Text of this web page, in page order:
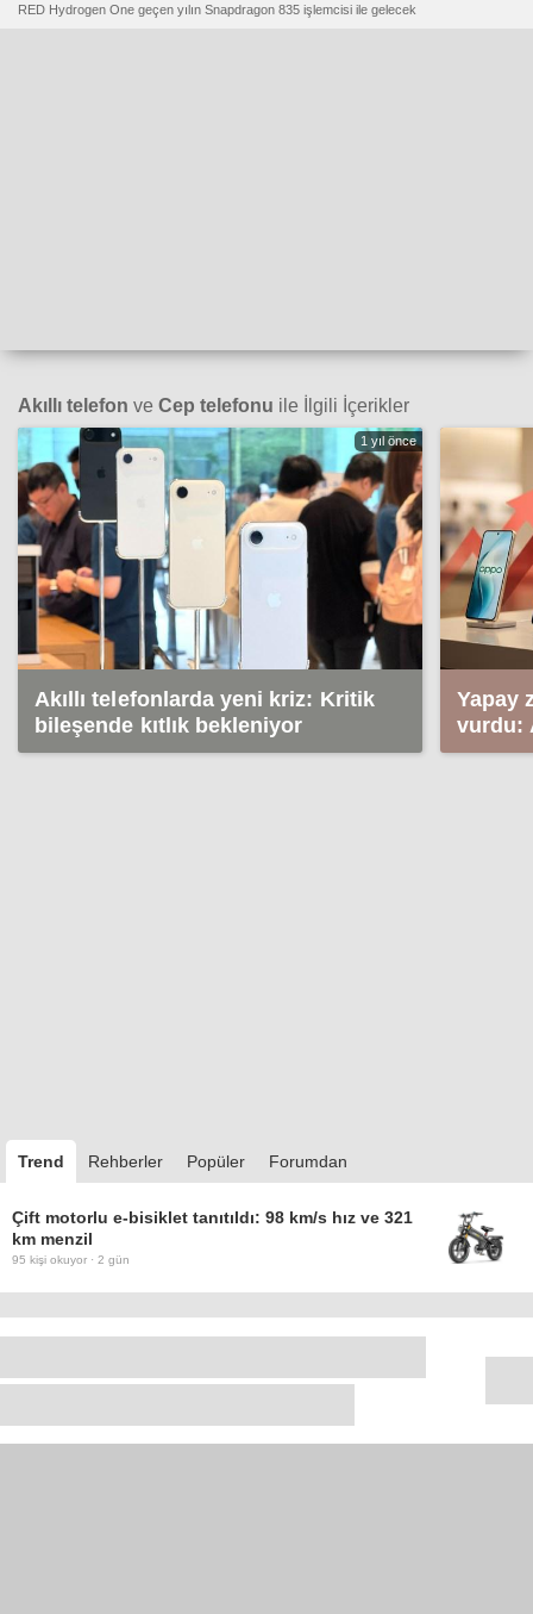
RED Hydrogen One geçen yılın Snapdragon 835 işlemcisi ile gelecek
Akıllı telefon ve Cep telefonu ile İlgili İçerikler
1 yıl önce
Akıllı telefonlarda yeni kriz: Kritik
bileşende kıtlık bekleniyor
Yapay
vurdu:
Trend Rehberler Popüler Forumdan
Çift motorlu e-bisiklet tanıtıldı: 98 km/s hız ve 321
km menzil
95 kişi okuyor · 2 gün